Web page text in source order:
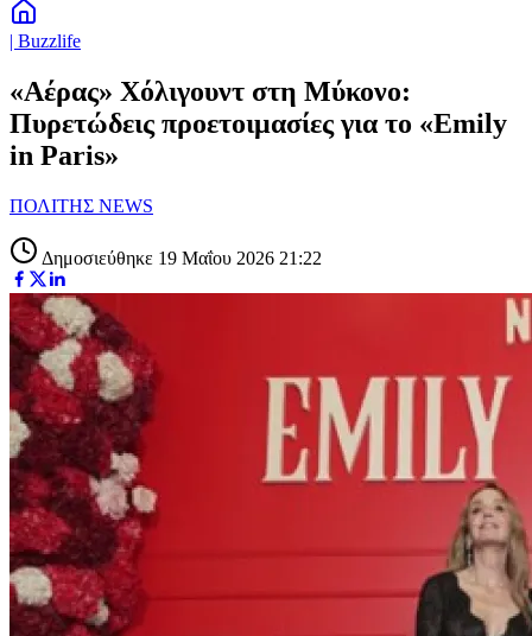
| Buzzlife
«Αέρας» Χόλιγουντ στη Μύκονο:
Πυρετώδεις προετοιμασίες για το «Emily
in Paris»
ΠΟΛΙΤΗΣ NEWS
Δημοσιεύθηκε 19 Μαΐου 2026 21:22